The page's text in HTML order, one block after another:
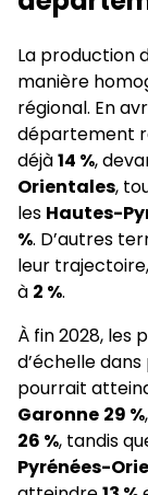
La production
manière
régional. En
département
déjà14 %,
Orientales,
les Hautes-
%. D’autres
leur
à 2 %.
À fin 2028,
d’échelle
pourrait
Garonne 29 %
26 %, tandis
Pyrénées-